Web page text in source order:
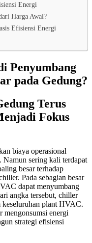
Energi
Harga Awal?
Efisiensi Energi
Penyumbang
pada Gedung?
Terus
Fokus
biaya operasional
sering kali terdapat
besar terhadap
Pada sebagian besar
dapat menyumbang
angka tersebut, chiller
keseluruhan plant HVAC.
mengonsumsi energi
strategi efisiensi